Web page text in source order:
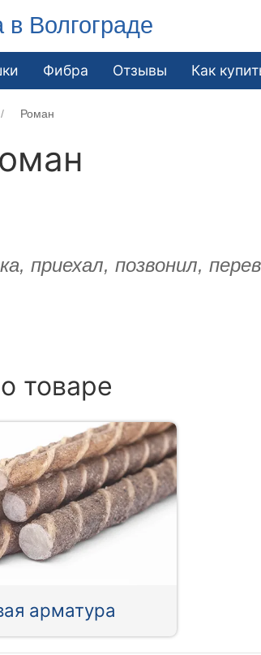
Волгограде
Фибра Отзывы Как
Роман
приехал, позвонил,
товаре
арматура